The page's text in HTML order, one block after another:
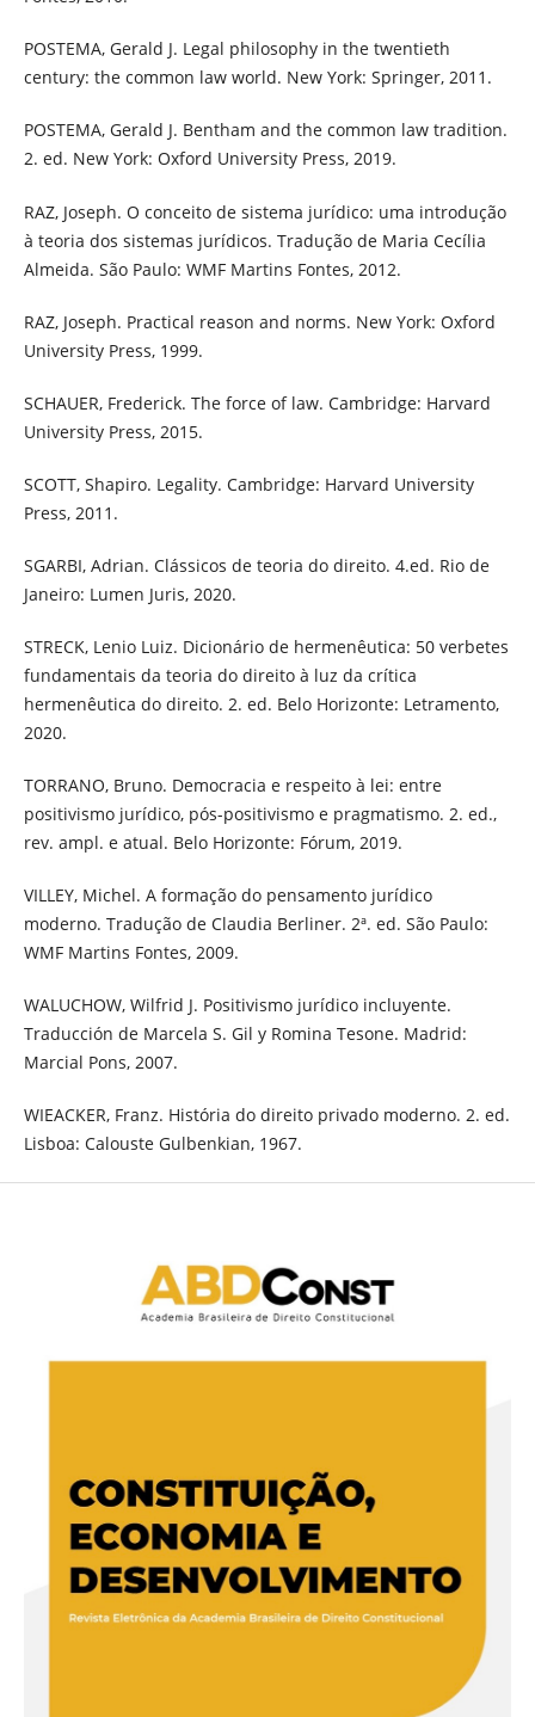
POSTEMA, Gerald J. Legal philosophy in the twentieth
century: the common law world. New York: Springer, 2011.
POSTEMA, Gerald J. Bentham and the common law tradition.
2. ed. New York: Oxford University Press, 2019.
RAZ, Joseph. O conceito de sistema jurídico: uma introdução
à teoria dos sistemas jurídicos. Tradução de Maria Cecília
Almeida. São Paulo: WMF Martins Fontes, 2012.
RAZ, Joseph. Practical reason and norms. New York: Oxford
University Press, 1999.
SCHAUER, Frederick. The force of law. Cambridge: Harvard
University Press, 2015.
SCOTT, Shapiro. Legality. Cambridge: Harvard University
Press, 2011.
SGARBI, Adrian. Clássicos de teoria do direito. 4.ed. Rio de
Janeiro: Lumen Juris, 2020.
STRECK, Lenio Luiz. Dicionário de hermenêutica: 50 verbetes
fundamentais da teoria do direito à luz da crítica
hermenêutica do direito. 2. ed. Belo Horizonte: Letramento,
2020.
TORRANO, Bruno. Democracia e respeito à lei: entre
positivismo jurídico, pós-positivismo e pragmatismo. 2. ed.,
rev. ampl. e atual. Belo Horizonte: Fórum, 2019.
VILLEY, Michel. A formação do pensamento jurídico
moderno. Tradução de Claudia Berliner. 2ª. ed. São Paulo:
WMF Martins Fontes, 2009.
WALUCHOW, Wilfrid J. Positivismo jurídico incluyente.
Traducción de Marcela S. Gil y Romina Tesone. Madrid:
Marcial Pons, 2007.
WIEACKER, Franz. História do direito privado moderno. 2. ed.
Lisboa: Calouste Gulbenkian, 1967.